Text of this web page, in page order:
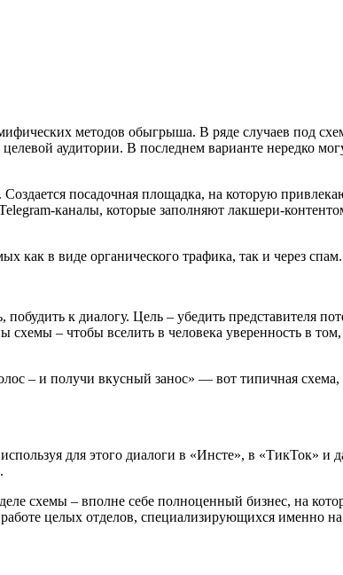
методов обыгрыша. В ряде случаев под
аудитории. В последнем варианте нередко
посадочная площадка, на которую
каналы, которые заполняют лакшери-
как в виде органического трафика, так и через спам.
к диалогу. Цель – убедить представителя
– чтобы вселить в человека уверенность в
– и получи вкусный занос» — вот типичная
для этого диалоги в «Инсте», в «ТикТок» и
схемы – вполне себе полноценный бизнес, на
целых отделов, специализирующихся именно